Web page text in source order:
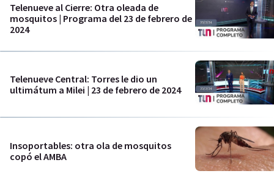
Telenueve al Cierre: Otra oleada de
mosquitos | Programa del 23 de febrero de
2024
Telenueve Central: Torres le dio un
ultimátum a Milei | 23 de febrero de 2024
Insoportables: otra ola de mosquitos
copó el AMBA